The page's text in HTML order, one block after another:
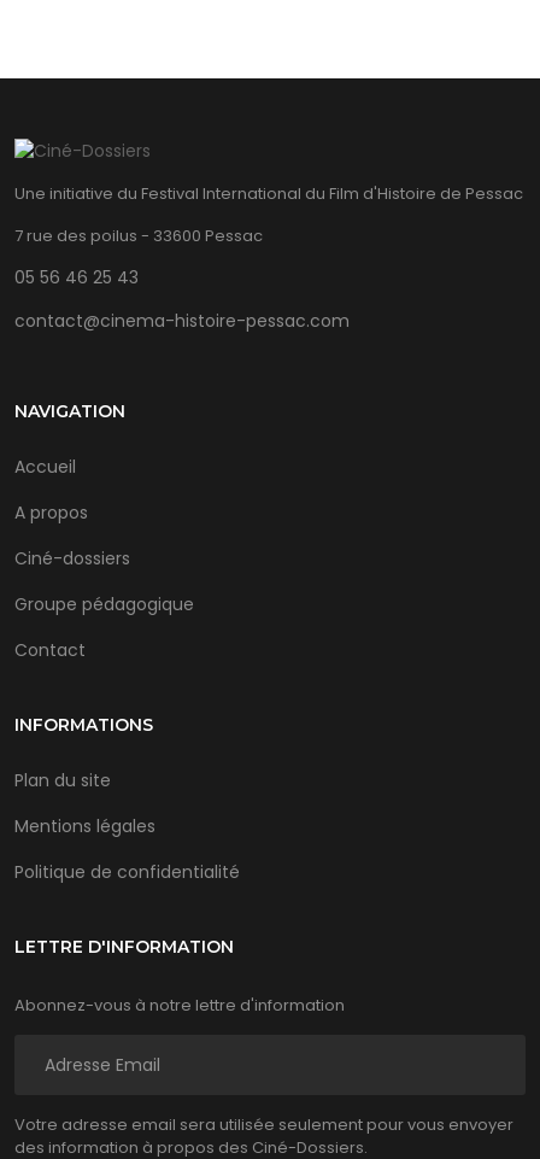
Une initiative du Festival International du Film d'Histoire de Pessac
7 rue des poilus - 33600 Pessac
05 56 46 25 43
contact@cinema-histoire-pessac.com
NAVIGATION
Accueil
A propos
Ciné-dossiers
Groupe pédagogique
Contact
INFORMATIONS
Plan du site
Mentions légales
Politique de confidentialité
LETTRE D'INFORMATION
Abonnez-vous à notre lettre d'information
Votre adresse email sera utilisée seulement pour vous envoyer
des information à propos des Ciné-Dossiers.